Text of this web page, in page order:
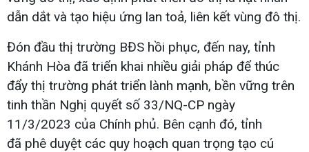
dẫn dắt và tạo hiệu ứng lan toả, liên kết vùng đô thị.
Đón đầu thị trường BĐS hồi phục, đến nay, tỉnh
Khánh Hòa đã triển khai nhiều giải pháp để thúc
đẩy thị trường phát triển lành mạnh, bền vững trên
tinh thần Nghị quyết số 33/NQ-CP ngày
11/3/2023 của Chính phủ. Bên cạnh đó, tỉnh
đã phê duyệt các quy hoạch quan trọng tạo cú